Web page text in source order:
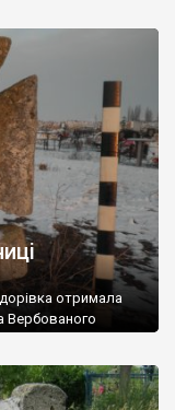
на кладовищі
й старшинські
зруйнував
пасти
отримала
Вербованого
(колишній